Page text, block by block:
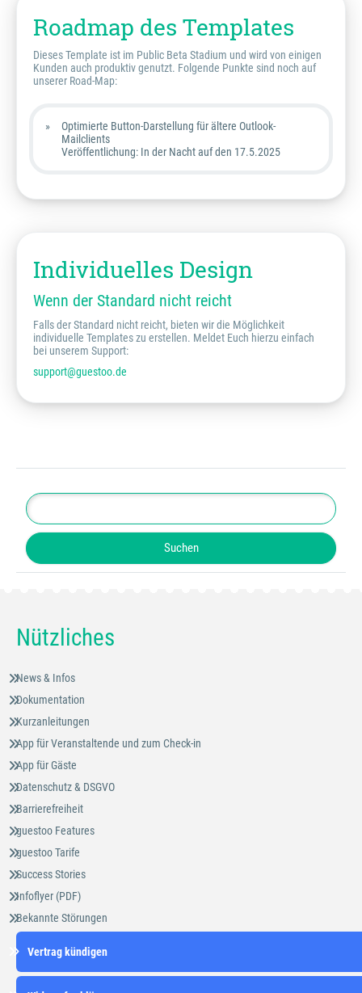
Roadmap des Templates
Dieses Template ist im Public Beta Stadium und wird von einigen
Kunden auch produktiv genutzt. Folgende Punkte sind noch auf
unserer Road-Map:
Optimierte Button-Darstellung für ältere Outlook-
Mailclients
Veröffentlichung: In der Nacht auf den 17.5.2025
Individuelles Design
Wenn der Standard nicht reicht
Falls der Standard nicht reicht, bieten wir die Möglichkeit
individuelle Templates zu erstellen. Meldet Euch hierzu einfach
bei unserem Support:
support@guestoo.de
Nützliches
News & Infos
Dokumentation
Kurzanleitungen
App für Veranstaltende und zum Check-in
App für Gäste
Datenschutz & DSGVO
Barrierefreiheit
guestoo Features
guestoo Tarife
Success Stories
Infoflyer (PDF)
Bekannte Störungen
Vertrag kündigen